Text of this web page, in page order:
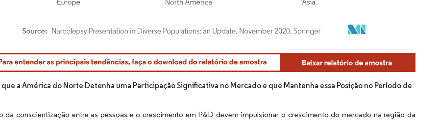
Intelligence. O reuso requer atribuição conforme CC BY 4.0.
que a América do Norte Detenha uma Participação Significativa no Mercado e que Mantenha essa Posição no Período de
da conscientização entre as pessoas e o crescimento em P&D devem impulsionar o crescimento do mercado na região da